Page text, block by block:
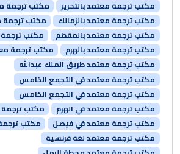
مكتب ترجمة معتمد بالتحرير
مكتب ترجمة
مكتب ترجمة معتمد بالزمالك
مكتب ترجمة
مكتب ترجمة معتمد بالمقطم
مكتب ترجمة
مكتب ترجمة معتمد بالهرم
مكتب ترجمة
مكتب ترجمة معتمد طريق الملك عبدالله
مكتب ترجمة معتمد فى التجمع الخامس
مكتب ترجمة معتمد في التجمع الخامس
مكتب ترجمة معتمد في الهرم
مكتب
مكتب ترجمة معتمد في فيصل
مكتب
مكتب ترجمة معتمد لغة فرنسية